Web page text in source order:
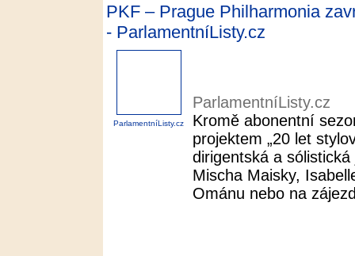
PKF – Prague Philharmonia
- ParlamentníListy.cz
ParlamentníListy.cz
ParlamentníListy.cz
Kromě abonentní
projektem „20 let
dirigentská a
Mischa Maisky,
Ománu nebo na